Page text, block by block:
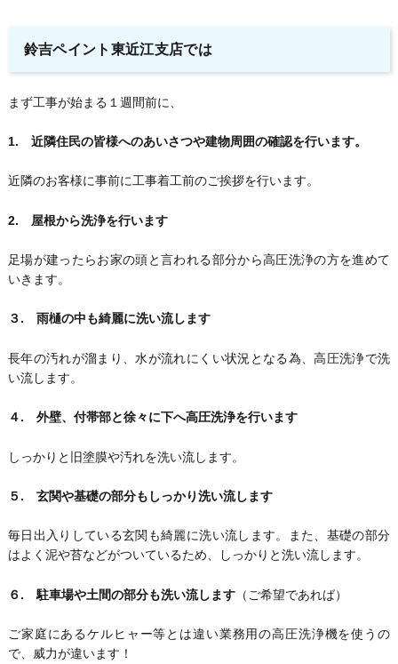
鈴吉ペイント東近江支店では
まず工事が始まる１週間前に、
1. 近隣住民の皆様へのあいさつや建物周囲の確認を行います。
近隣のお客様に事前に工事着工前のご挨拶を行います。
2. 屋根から洗浄を行います
足場が建ったらお家の頭と言われる部分から高圧洗浄の方を進めて
いきます。
３. 雨樋の中も綺麗に洗い流します
長年の汚れが溜まり、水が流れにくい状況となる為、高圧洗浄で洗
い流します。
４. 外壁、付帯部と徐々に下へ高圧洗浄を行います
しっかりと旧塗膜や汚れを洗い流します。
５. 玄関や基礎の部分もしっかり洗い流します
毎日出入りしている玄関も綺麗に洗い流します。また、基礎の部分
はよく泥や苔などがついているため、しっかりと洗い流します。
６. 駐車場や土間の部分も洗い流します（ご希望であれば）
ご家庭にあるケルヒャー等とは違い業務用の高圧洗浄機を使うの
で、威力が違います！